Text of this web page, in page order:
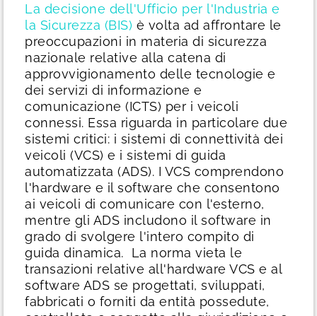
La decisione dell'Ufficio per l'Industria e
la Sicurezza (BIS) è volta ad affrontare le
preoccupazioni in materia di sicurezza
nazionale relative alla catena di
approvvigionamento delle tecnologie e
dei servizi di informazione e
comunicazione (ICTS) per i veicoli
connessi. Essa riguarda in particolare due
sistemi critici: i sistemi di connettività dei
veicoli (VCS) e i sistemi di guida
automatizzata (ADS). I VCS comprendono
l'hardware e il software che consentono
ai veicoli di comunicare con l'esterno,
mentre gli ADS includono il software in
grado di svolgere l'intero compito di
guida dinamica.
La norma vieta le
transazioni relative all'hardware VCS e al
software ADS se progettati, sviluppati,
fabbricati o forniti da entità possedute,